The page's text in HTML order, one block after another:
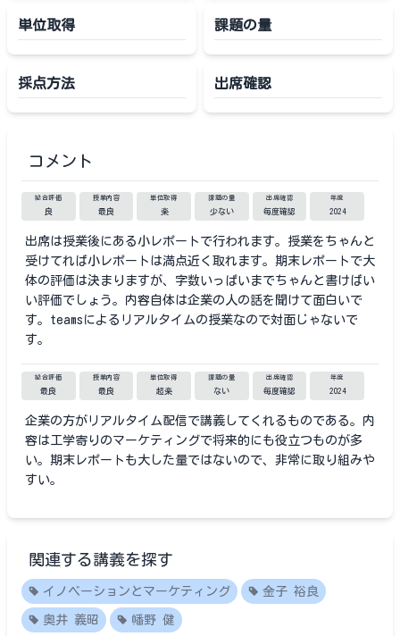
単位取得 課題の量
採点方法 出席確認
コメント
総合評価
良
授業内容
最良
単位取得
楽
課題の量
少ない
出席確認
毎度確認
年度
2024
出席は授業後にある小レポートで行われます。授業をちゃんと
受けてれば小レポートは満点近く取れます。期末レポートで大
体の評価は決まりますが、字数いっぱいまでちゃんと書けばい
い評価でしょう。内容自体は企業の人の話を聞けて面白いで
す。teamsによるリアルタイムの授業なので対面じゃないで
す。
総合評価
最良
授業内容
最良
単位取得
超楽
課題の量
ない
出席確認
毎度確認
年度
2024
企業の方がリアルタイム配信で講義してくれるものである。内
容は工学寄りのマーケティングで将来的にも役立つものが多
い。期末レポートも大した量ではないので、非常に取り組みや
すい。
関連する講義を探す
イノベーションとマーケティング 金子 裕良
奥井 義昭 幡野 健